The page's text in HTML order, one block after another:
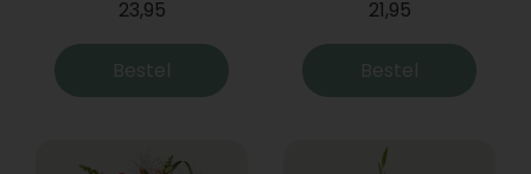
23,95
Bestel
21,95
Bestel